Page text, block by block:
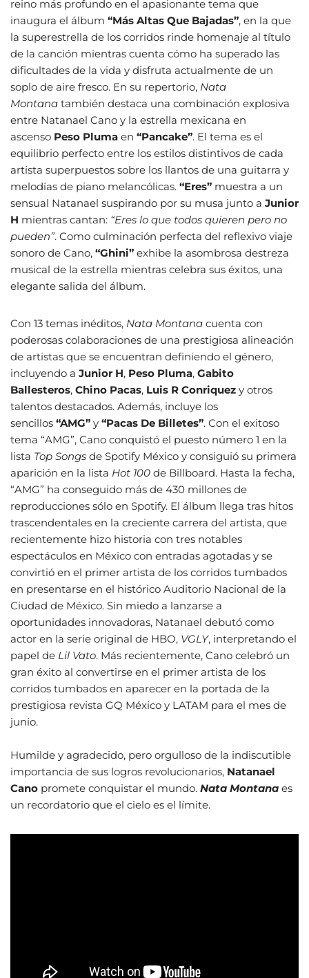
reino más profundo en el apasionante tema que
inaugura el álbum “Más Altas Que Bajadas”, en la que
la superestrella de los corridos rinde homenaje al título
de la canción mientras cuenta cómo ha superado las
dificultades de la vida y disfruta actualmente de un
soplo de aire fresco. En su repertorio, Nata
Montana también destaca una combinación explosiva
entre Natanael Cano y la estrella mexicana en
ascenso Peso Pluma en “Pancake”. El tema es el
equilibrio perfecto entre los estilos distintivos de cada
artista superpuestos sobre los llantos de una guitarra y
melodías de piano melancólicas. “Eres” muestra a un
sensual Natanael suspirando por su musa junto a Junior
H mientras cantan: “Eres lo que todos quieren pero no
pueden”. Como culminación perfecta del reflexivo viaje
sonoro de Cano, “Ghini” exhibe la asombrosa destreza
musical de la estrella mientras celebra sus éxitos, una
elegante salida del álbum.
Con 13 temas inéditos, Nata Montana cuenta con
poderosas colaboraciones de una prestigiosa alineación
de artistas que se encuentran definiendo el género,
incluyendo a Junior H, Peso Pluma, Gabito
Ballesteros, Chino Pacas, Luis R Conriquez y otros
talentos destacados. Además, incluye los
sencillos “AMG” y “Pacas De Billetes”. Con el exitoso
tema “AMG”, Cano conquistó el puesto número 1 en la
lista Top Songs de Spotify México y consiguió su primera
aparición en la lista Hot 100 de Billboard. Hasta la fecha,
“AMG” ha conseguido más de 430 millones de
reproducciones sólo en Spotify. El álbum llega tras hitos
trascendentales en la creciente carrera del artista, que
recientemente hizo historia con tres notables
espectáculos en México con entradas agotadas y se
convirtió en el primer artista de los corridos tumbados
en presentarse en el histórico Auditorio Nacional de la
Ciudad de México. Sin miedo a lanzarse a
oportunidades innovadoras, Natanael debutó como
actor en la serie original de HBO, VGLY, interpretando el
papel de Lil Vato. Más recientemente, Cano celebró un
gran éxito al convertirse en el primer artista de los
corridos tumbados en aparecer en la portada de la
prestigiosa revista GQ México y LATAM para el mes de
junio.
Humilde y agradecido, pero orgulloso de la indiscutible
importancia de sus logros revolucionarios, Natanael
Cano promete conquistar el mundo. Nata Montana es
un recordatorio que el cielo es el límite.